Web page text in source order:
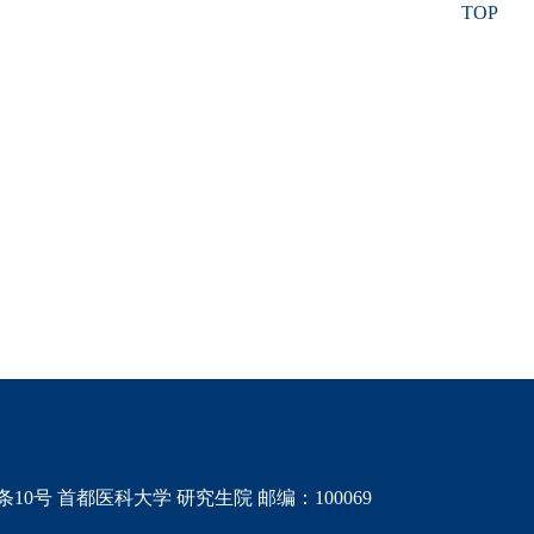
10号 首都医科大学 研究生院 邮编：100069
TOP